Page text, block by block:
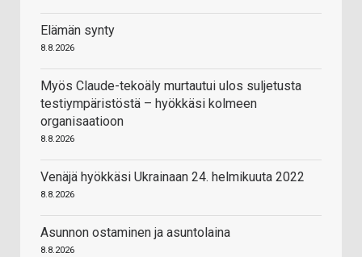
Elämän synty
8.8.2026
Myös Claude-tekoäly murtautui ulos suljetusta
testiympäristöstä – hyökkäsi kolmeen
organisaatioon
8.8.2026
Venäjä hyökkäsi Ukrainaan 24. helmikuuta 2022
8.8.2026
Asunnon ostaminen ja asuntolaina
8.8.2026